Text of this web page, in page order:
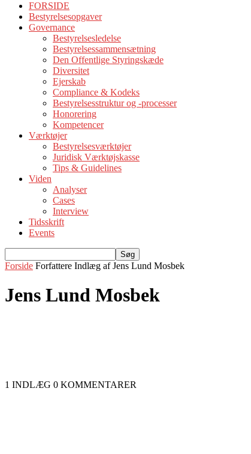
FORSIDE
Bestyrelsesopgaver
Governance
Bestyrelsesledelse
Bestyrelsessammensætning
Den Offentlige Styringskæde
Diversitet
Ejerskab
Compliance & Kodeks
Bestyrelsesstruktur og -processer
Honorering
Kompetencer
Værktøjer
Bestyrelsesværktøjer
Juridisk Værktøjskasse
Tips & Guidelines
Viden
Analyser
Cases
Interview
Tidsskrift
Events
Forside Forfattere Indlæg af Jens Lund Mosbek
Jens Lund Mosbek
1 INDLÆG 0 KOMMENTARER